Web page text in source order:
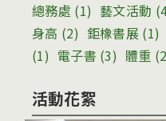
總務處 (1) 藝文活動
身高 (2) 鉅橡書展 (1)
(1) 電子書 (3) 體重
活動花絮